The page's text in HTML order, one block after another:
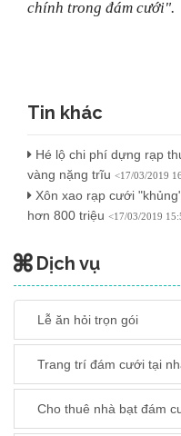
chính trong đám cưới".
Tin khác
Hé lộ chi phí dựng rạp
vàng nặng trĩu <17/03/2019
Xôn xao rạp cưới
hơn 800 triệu <17/03/2019
Dịch vụ
Lễ ăn hỏi trọn gói
Trang trí đám cưới tại
Cho thuê nhà bạt đám